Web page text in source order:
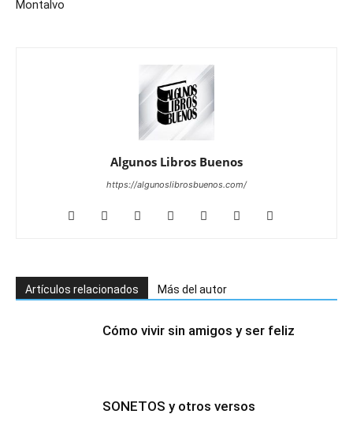
Montalvo
Algunos Libros Buenos
https://algunoslibrosbuenos.com/
Artículos relacionados Más del autor
Cómo vivir sin amigos y ser feliz
SONETOS y otros versos